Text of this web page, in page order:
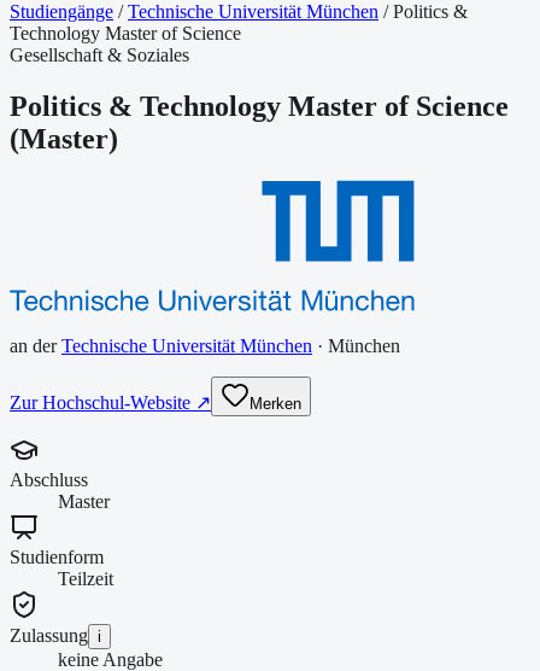
Studiengänge / Technische Universität München /Politics &
Technology Master of Science
Gesellschaft & Soziales
Politics & Technology Master of Science
(Master)
an derTechnische Universität München · München
Zur Hochschul-Website ↗ Merken
Abschluss
Master
Studienform
Teilzeit
Zulassung i
keine Angabe